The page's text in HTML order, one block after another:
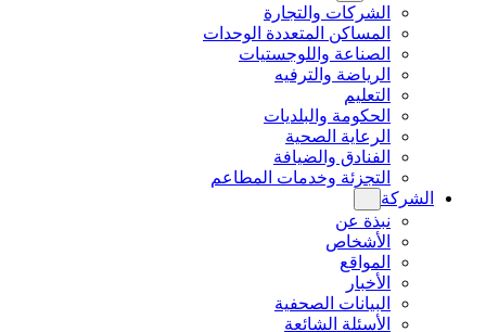
الشركات والتجارة
المساكن المتعددة الوحدات
الصناعة واللوجستيات
الرياضة والترفيه
التعليم
الحكومة والبلديات
الرعاية الصحية
الفنادق والضيافة
التجزئة وخدمات المطاعم
الشركة
نبذة عن
الأشخاص
المواقع
الأخبار
البيانات الصحفية
الأسئلة الشائعة